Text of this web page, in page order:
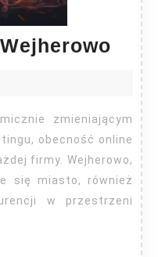
SEO
obecność online
firmy. Wejherowo,
się miasto, również
w przestrzeni